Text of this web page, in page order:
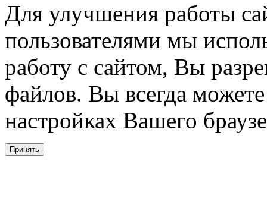
Для улучшения работы
пользователями мы
работу с сайтом, Вы
файлов. Вы всегда
настройках Вашего
Принять